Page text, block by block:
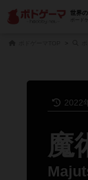
世界
ボード
2022
魔